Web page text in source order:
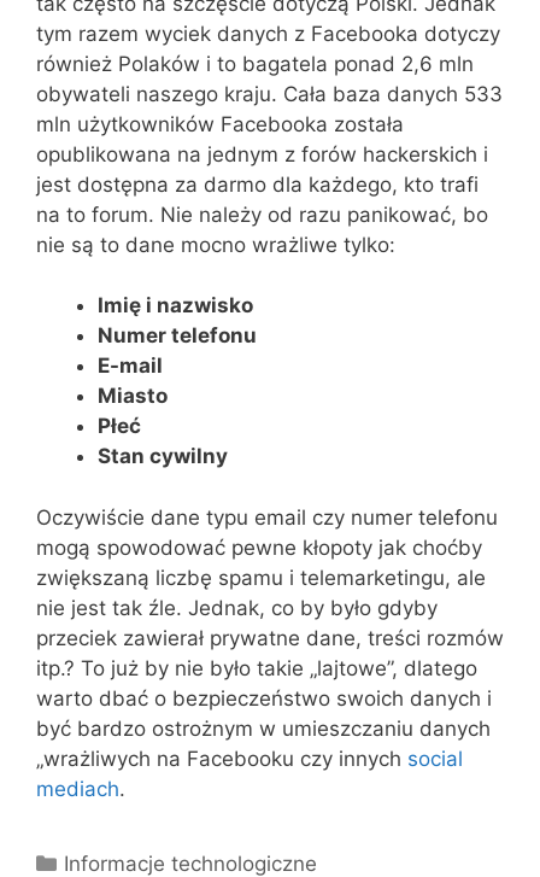
tym razem wyciek danych z Facebooka dotyczy
również Polaków i to bagatela ponad 2,6 mln
obywateli naszego kraju. Cała baza danych 533
mln użytkowników Facebooka została
opublikowana na jednym z forów hackerskich i
jest dostępna za darmo dla każdego, kto trafi
na to forum. Nie należy od razu panikować, bo
nie są to dane mocno wrażliwe tylko:
Imię i nazwisko
Numer telefonu
E-mail
Miasto
Płeć
Stan cywilny
Oczywiście dane typu email czy numer telefonu
mogą spowodować pewne kłopoty jak choćby
zwiększaną liczbę spamu i telemarketingu, ale
nie jest tak źle. Jednak, co by było gdyby
przeciek zawierał prywatne dane, treści rozmów
itp.? To już by nie było takie „lajtowe”, dlatego
warto dbać o bezpieczeństwo swoich danych i
być bardzo ostrożnym w umieszczaniu danych
„wrażliwych na Facebooku czy innych social
mediach.
Kategorie
Informacje technologiczne